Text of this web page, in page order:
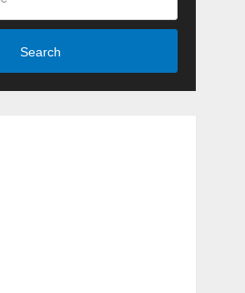
Search